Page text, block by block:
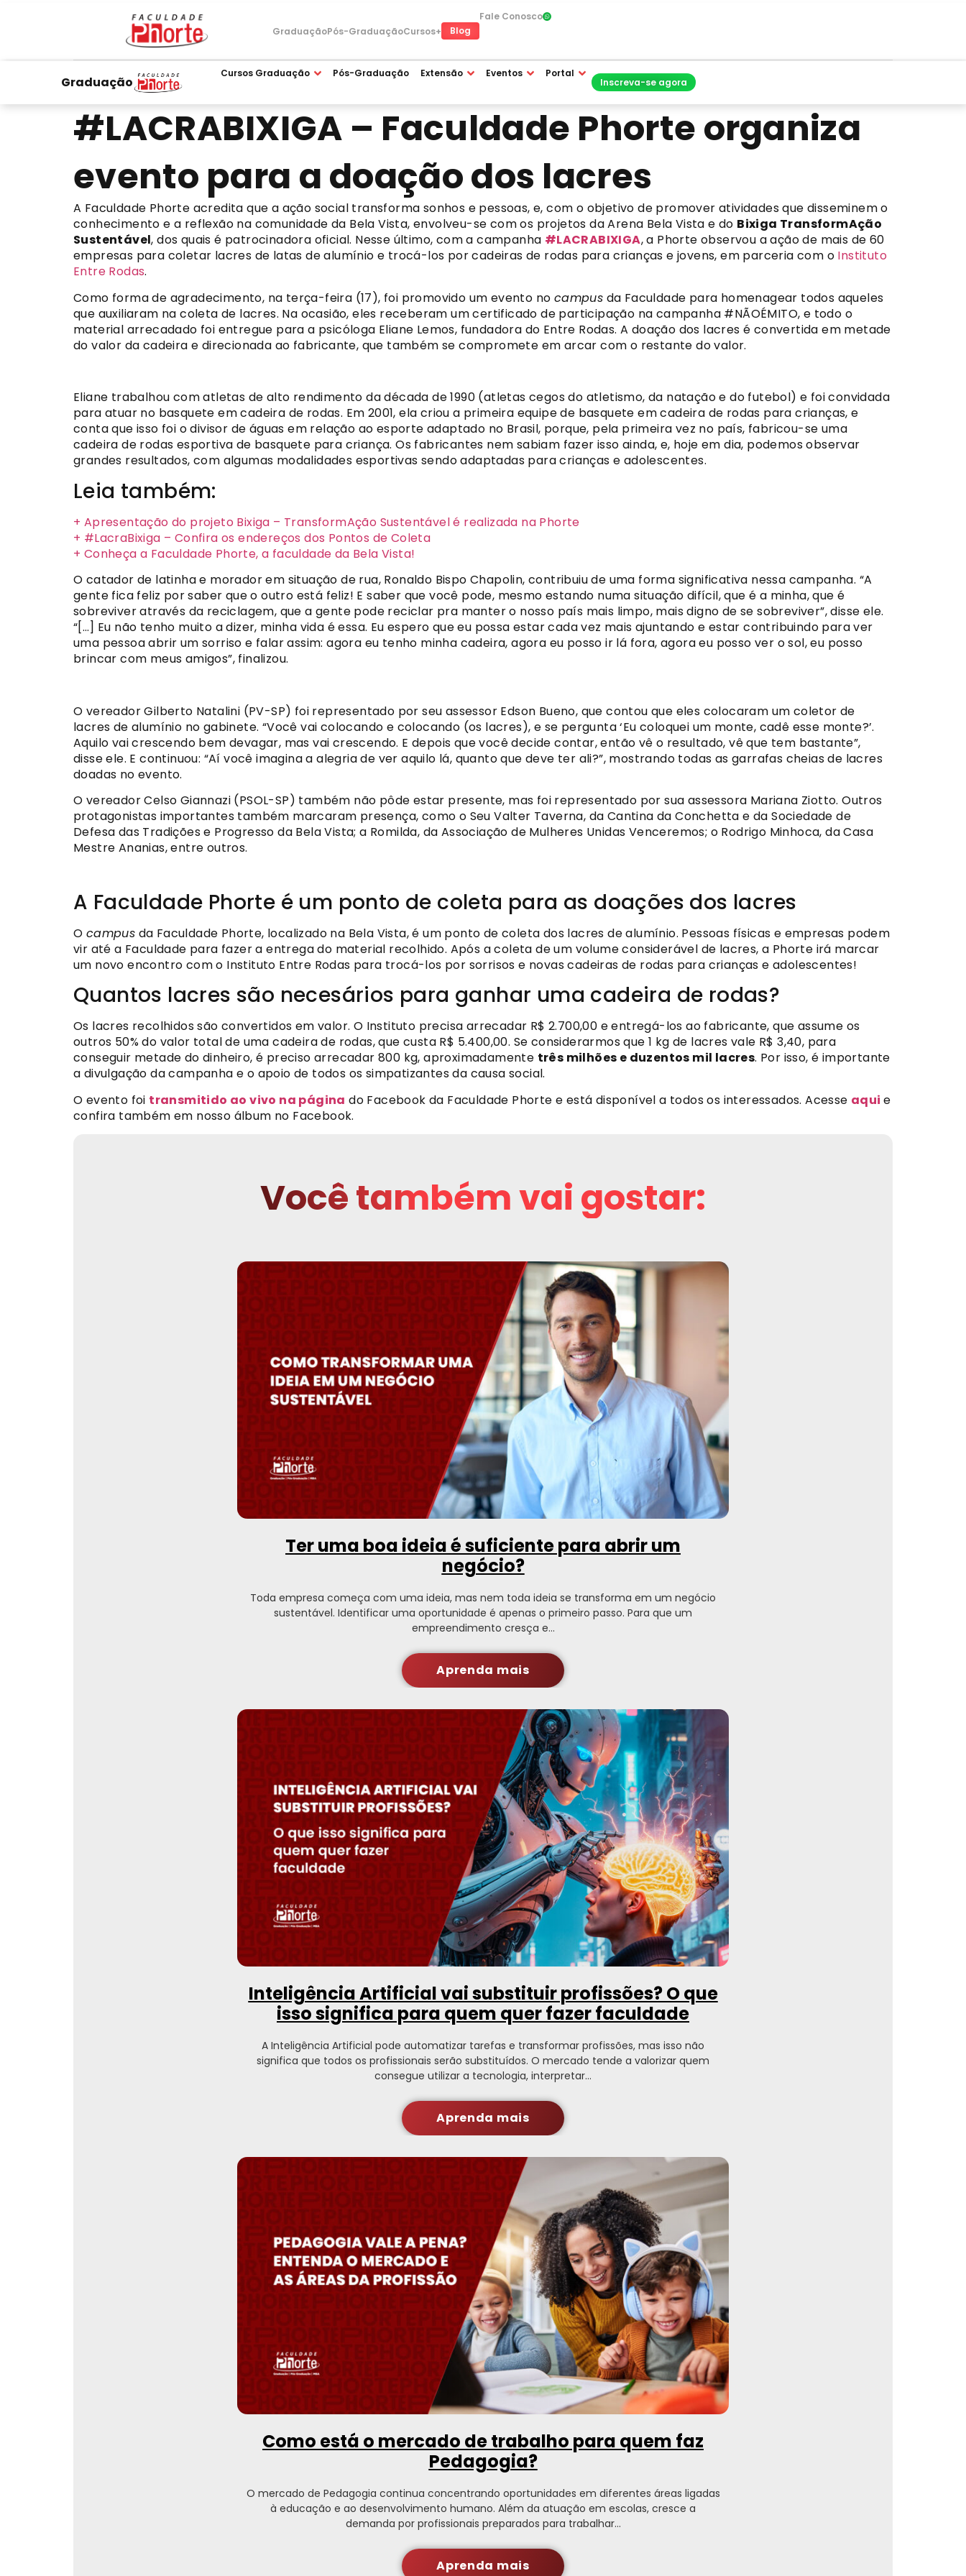
GraduaçãoPós-GraduaçãoCursos+ Blog
Fale Conosco
Graduação
Cursos Graduação Pós-Graduação Extensão Eventos Portal
Inscreva-se agora
#LACRABIXIGA – Faculdade Phorte organiza
evento para a doação dos lacres
A Faculdade Phorte acredita que a ação social transforma sonhos e pessoas, e, com o objetivo de promover atividades que disseminem o
conhecimento e a reflexão na comunidade da Bela Vista, envolveu-se com os projetos da Arena Bela Vista e do Bixiga TransformAção
Sustentável, dos quais é patrocinadora oficial. Nesse último, com a campanha #LACRABIXIGA, a Phorte observou a ação de mais de 60
empresas para coletar lacres de latas de alumínio e trocá-los por cadeiras de rodas para crianças e jovens, em parceria com o Instituto
Entre Rodas.
Como forma de agradecimento, na terça-feira (17), foi promovido um evento no campus da Faculdade para homenagear todos aqueles
que auxiliaram na coleta de lacres. Na ocasião, eles receberam um certificado de participação na campanha #NÃOÉMITO, e todo o
material arrecadado foi entregue para a psicóloga Eliane Lemos, fundadora do Entre Rodas. A doação dos lacres é convertida em metade
do valor da cadeira e direcionada ao fabricante, que também se compromete em arcar com o restante do valor.
Eliane trabalhou com atletas de alto rendimento da década de 1990 (atletas cegos do atletismo, da natação e do futebol) e foi convidada
para atuar no basquete em cadeira de rodas. Em 2001, ela criou a primeira equipe de basquete em cadeira de rodas para crianças, e
conta que isso foi o divisor de águas em relação ao esporte adaptado no Brasil, porque, pela primeira vez no país, fabricou-se uma
cadeira de rodas esportiva de basquete para criança. Os fabricantes nem sabiam fazer isso ainda, e, hoje em dia, podemos observar
grandes resultados, com algumas modalidades esportivas sendo adaptadas para crianças e adolescentes.
Leia também:
+ Apresentação do projeto Bixiga – TransformAção Sustentável é realizada na Phorte
+ #LacraBixiga – Confira os endereços dos Pontos de Coleta
+ Conheça a Faculdade Phorte, a faculdade da Bela Vista!
O catador de latinha e morador em situação de rua, Ronaldo Bispo Chapolin, contribuiu de uma forma significativa nessa campanha. “A
gente fica feliz por saber que o outro está feliz! E saber que você pode, mesmo estando numa situação difícil, que é a minha, que é
sobreviver através da reciclagem, que a gente pode reciclar pra manter o nosso país mais limpo, mais digno de se sobreviver”, disse ele.
“[…] Eu não tenho muito a dizer, minha vida é essa. Eu espero que eu possa estar cada vez mais ajuntando e estar contribuindo para ver
uma pessoa abrir um sorriso e falar assim: agora eu tenho minha cadeira, agora eu posso ir lá fora, agora eu posso ver o sol, eu posso
brincar com meus amigos”, finalizou.
O vereador Gilberto Natalini (PV-SP) foi representado por seu assessor Edson Bueno, que contou que eles colocaram um coletor de
lacres de alumínio no gabinete. “Você vai colocando e colocando (os lacres), e se pergunta ‘Eu coloquei um monte, cadê esse monte?’.
Aquilo vai crescendo bem devagar, mas vai crescendo. E depois que você decide contar, então vê o resultado, vê que tem bastante”,
disse ele. E continuou: “Aí você imagina a alegria de ver aquilo lá, quanto que deve ter ali?”, mostrando todas as garrafas cheias de lacres
doadas no evento.
O vereador Celso Giannazi (PSOL-SP) também não pôde estar presente, mas foi representado por sua assessora Mariana Ziotto. Outros
protagonistas importantes também marcaram presença, como o Seu Valter Taverna, da Cantina da Conchetta e da Sociedade de
Defesa das Tradições e Progresso da Bela Vista; a Romilda, da Associação de Mulheres Unidas Venceremos; o Rodrigo Minhoca, da Casa
Mestre Ananias, entre outros.
A Faculdade Phorte é um ponto de coleta para as doações dos lacres
O campus da Faculdade Phorte, localizado na Bela Vista, é um ponto de coleta dos lacres de alumínio. Pessoas físicas e empresas podem
vir até a Faculdade para fazer a entrega do material recolhido. Após a coleta de um volume considerável de lacres, a Phorte irá marcar
um novo encontro com o Instituto Entre Rodas para trocá-los por sorrisos e novas cadeiras de rodas para crianças e adolescentes!
Quantos lacres são necesários para ganhar uma cadeira de rodas?
Os lacres recolhidos são convertidos em valor. O Instituto precisa arrecadar R$ 2.700,00 e entregá-los ao fabricante, que assume os
outros 50% do valor total de uma cadeira de rodas, que custa R$ 5.400,00. Se considerarmos que 1 kg de lacres vale R$ 3,40, para
conseguir metade do dinheiro, é preciso arrecadar 800 kg, aproximadamente três milhões e duzentos mil lacres. Por isso, é importante
a divulgação da campanha e o apoio de todos os simpatizantes da causa social.
O evento foi transmitido ao vivo na página do Facebook da Faculdade Phorte e está disponível a todos os interessados. Acesse aquie
confira também em nosso álbum no Facebook.
Você também vai gostar:
Ter uma boa ideia é suficiente para abrir um
negócio?
Toda empresa começa com uma ideia, mas nem toda ideia se transforma em um negócio
sustentável. Identificar uma oportunidade é apenas o primeiro passo. Para que um
empreendimento cresça e…
Aprenda mais
Inteligência Artificial vai substituir profissões? O que
isso significa para quem quer fazer faculdade
A Inteligência Artificial pode automatizar tarefas e transformar profissões, mas isso não
significa que todos os profissionais serão substituídos. O mercado tende a valorizar quem
consegue utilizar a tecnologia, interpretar…
Aprenda mais
Como está o mercado de trabalho para quem faz
Pedagogia?
O mercado de Pedagogia continua concentrando oportunidades em diferentes áreas ligadas
à educação e ao desenvolvimento humano. Além da atuação em escolas, cresce a
demanda por profissionais preparados para trabalhar…
Aprenda mais